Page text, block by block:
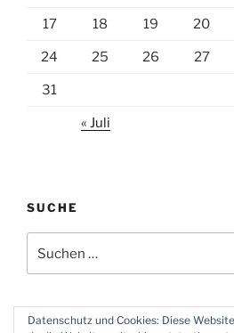
17 18 19 20
24 25 26 27
31
« Juli
SUCHE
nach:
Datenschutz und Cookies: Diese